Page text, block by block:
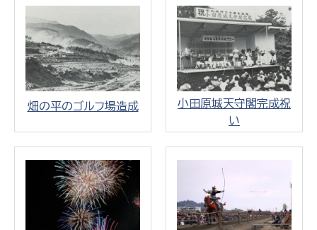
畑の平のゴルフ場造成
小田原城天守閣完成祝
い